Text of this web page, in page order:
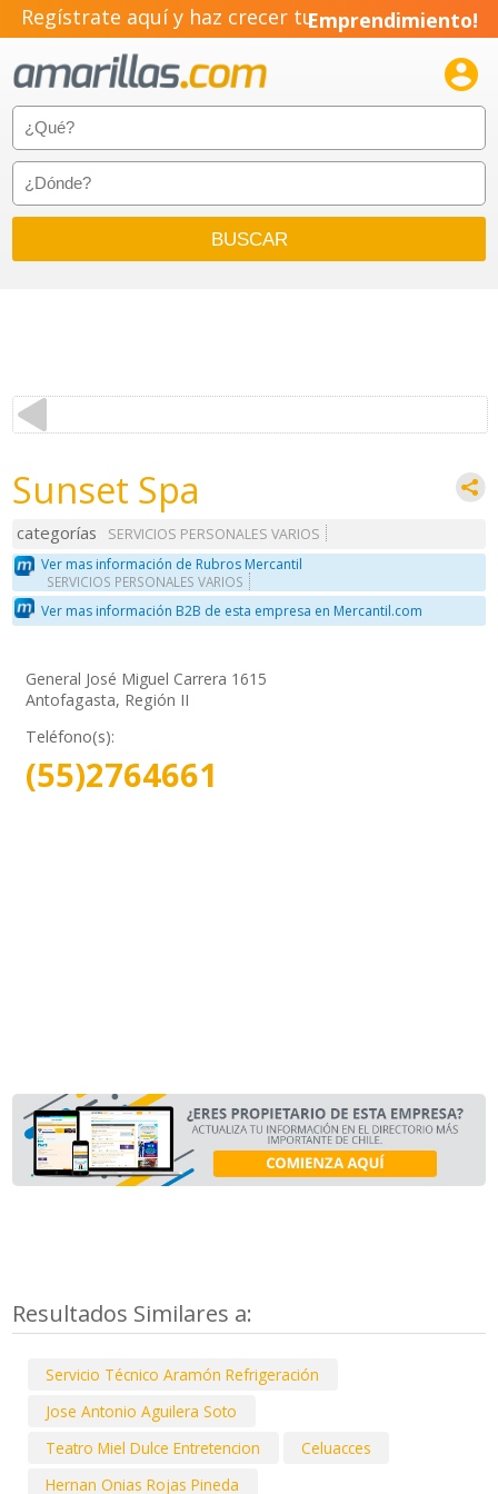
Regístrate aquí y haz crecer tuEmprendimiento!

Sunset Spa
categorías
SERVICIOS PERSONALES VARIOS
Ver mas información de Rubros Mercantil
SERVICIOS PERSONALES VARIOS
Ver mas información B2B de esta empresa en Mercantil.com
General José Miguel Carrera 1615
Antofagasta, Región II
Teléfono(s):
(55)2764661
Resultados Similares a:
Servicio Técnico Aramón Refrigeración
Jose Antonio Aguilera Soto
Teatro Miel Dulce Entretencion
Celuacces
Hernan Onias Rojas Pineda